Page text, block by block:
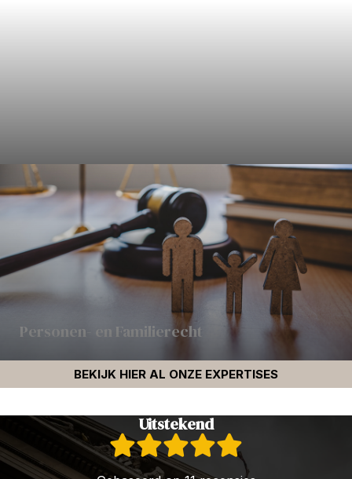
Personen- en Familierecht
BEKIJK HIER AL ONZE EXPERTISES
Uitstekend